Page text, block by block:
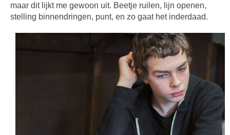
maar dit lijkt me gewoon uit. Beetje ruilen, lijn openen,
stelling binnendringen, punt, en zo gaat het inderdaad.